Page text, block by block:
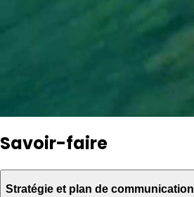
Savoir-faire
Stratégie et plan de communication